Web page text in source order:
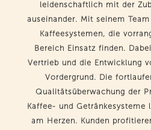
leidenschaftlich mit der
auseinander. Mit seinem
Kaffeesystemen, die
Bereich Einsatz finden.
Vertrieb und die Entwicklung
Vordergrund. Die
Qualitätsüberwachung der
Kaffee- und Getränkesysteme
am Herzen. Kunden